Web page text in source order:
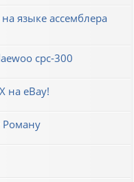
языке ассемблера
cpc-300
на eBay!
Роману